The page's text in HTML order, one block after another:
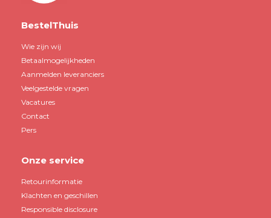
BestelThuis
Wie zijn wij
Betaalmogelijkheden
Aanmelden leveranciers
Veelgestelde vragen
Vacatures
Contact
Pers
Onze service
Retourinformatie
Klachten en geschillen
Responsible disclosure